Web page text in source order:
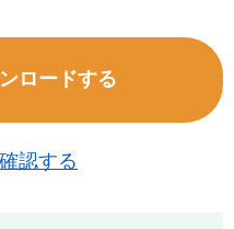
ロードする
認する